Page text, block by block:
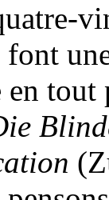
font
en